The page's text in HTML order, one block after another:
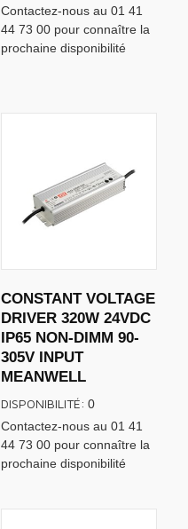
Contactez-nous au 01 41
44 73 00 pour connaître la
prochaine disponibilité
CONSTANT VOLTAGE
DRIVER 320W 24VDC
IP65 NON-DIMM 90-
305V INPUT
MEANWELL
Contactez-nous au 01 41
44 73 00 pour connaître la
prochaine disponibilité
DISPONIBILITÉ: 0